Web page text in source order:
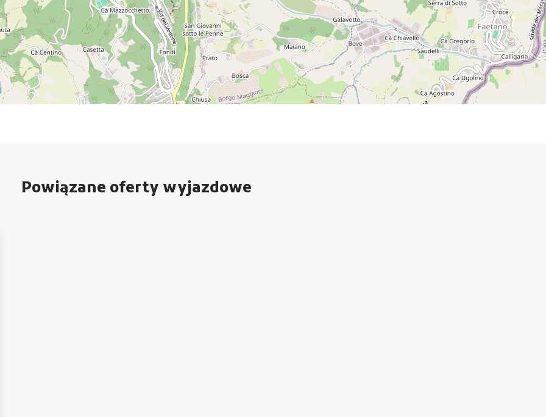
Powiązane oferty wyjazdowe